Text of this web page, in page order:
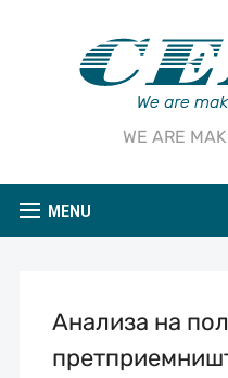
WE ARE
MENU
Aнализа на